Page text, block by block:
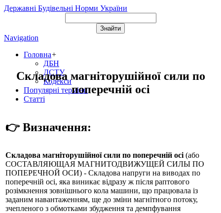
Державні Будівельні Норми України
Navigation
Головна+
ДБН
ДСТУ
Кодекси
Популярні терміни
Статті
Складова магніторушійної сили по
поперечній осі
👉 Визначення:
Складова магніторушійної сили по поперечній осі (або
СОСТАВЛЯЮЩАЯ МАГНИТОДВИЖУЩЕЙ СИЛЫ ПО
ПОПЕРЕЧНОЙ ОСИ) - Складова напруги на виводах по
поперечній осі, яка виникає відразу ж після раптового
розімкнення зовнішнього кола машини, що працювала із
заданим навантаженням, ще до зміни магнітного потоку,
зчепленого з обмотками збудження та демпфування